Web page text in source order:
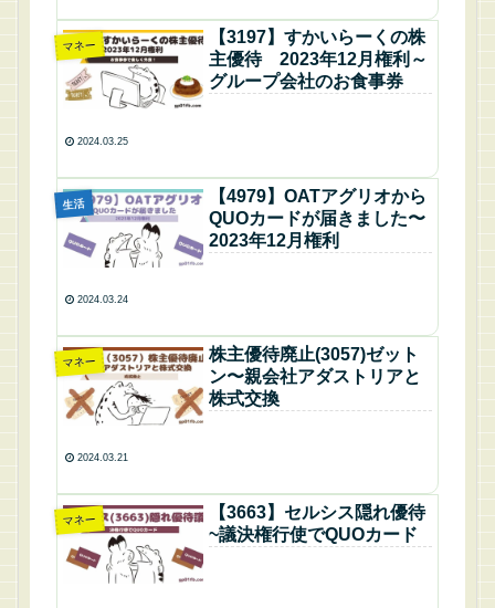
マネー
【3197】すかいらーくの株
主優待 2023年12月権利～
グループ会社のお食事券
2024.03.25
生活
【4979】OATアグリオから
QUOカードが届きました〜
2023年12月権利
2024.03.24
マネー
株主優待廃止(3057)ゼット
ン〜親会社アダストリアと
株式交換
2024.03.21
マネー
【3663】セルシス隠れ優待
~議決権行使でQUOカード